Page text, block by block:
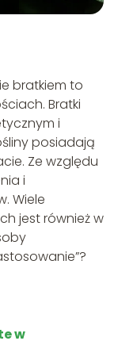
bratkiem to
Bratki
i
posiadają
Ze względu
i
Wiele
jest również w
w